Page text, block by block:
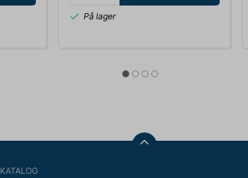
På lager
KATALOG